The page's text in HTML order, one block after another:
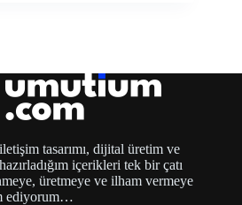
tasarımı, dijital üretim ve
içerikleri tek bir çatı
üretmeye ve ilham vermeye
ediyorum…